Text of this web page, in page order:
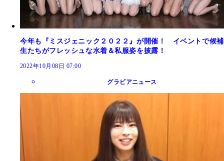
今年も『ミスジェニック２０２２』が開催！ イベントで候補
生たちがフレッシュな水着＆私服姿を披露！
2022年10月08日 07:00
グラビアニュース